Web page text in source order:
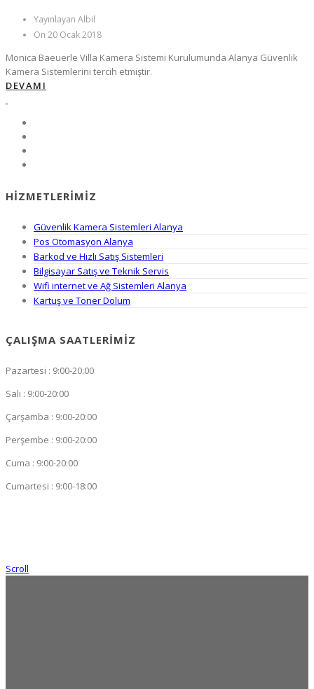
Yayınlayan Albil
On 20 Ocak 2018
Monica Baeuerle Villa Kamera Sistemi Kurulumunda Alanya Güvenlik
Kamera Sistemlerini tercih etmiştir.
DEVAMI
HIZMETLERIMIZ
Güvenlik Kamera Sistemleri Alanya
Pos Otomasyon Alanya
Barkod ve Hızlı Satış Sistemleri
Bilgisayar Satış ve Teknik Servis
Wifi internet ve Ağ Sistemleri Alanya
Kartuş ve Toner Dolum
ÇALIŞMA SAATLERIMIZ
Pazartesi : 9:00-20:00
Salı : 9:00-20:00
Çarşamba : 9:00-20:00
Perşembe : 9:00-20:00
Cuma : 9:00-20:00
Cumartesi : 9:00-18:00
Scroll